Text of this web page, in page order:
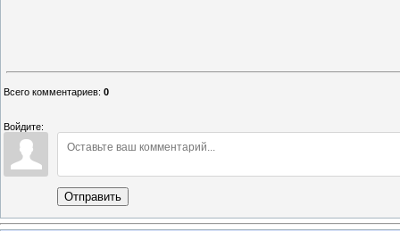
Всего комментариев: 0
Войдите:
Отправить